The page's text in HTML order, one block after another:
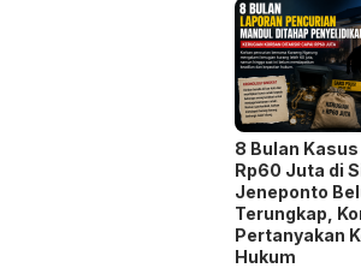
8 Bulan
Rp60 Juta di
Jeneponto
Terungkap,
Pertanyakan
Hukum